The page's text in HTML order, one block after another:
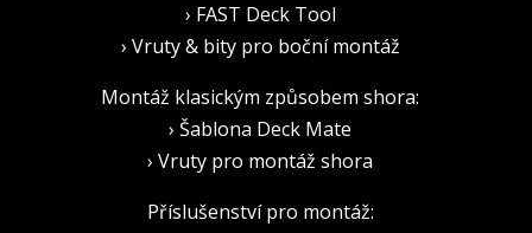
› FAST Deck Tool
› Vruty & bity pro boční montáž
Montáž klasickým způsobem shora:
› Šablona Deck Mate
› Vruty pro montáž shora
Příslušenství pro montáž: